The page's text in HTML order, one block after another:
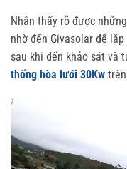
Nhận thấy rõ được
nhờ đến Givasolar để
sau khi đến khảo sát và
thống hòa lưới 30Kw